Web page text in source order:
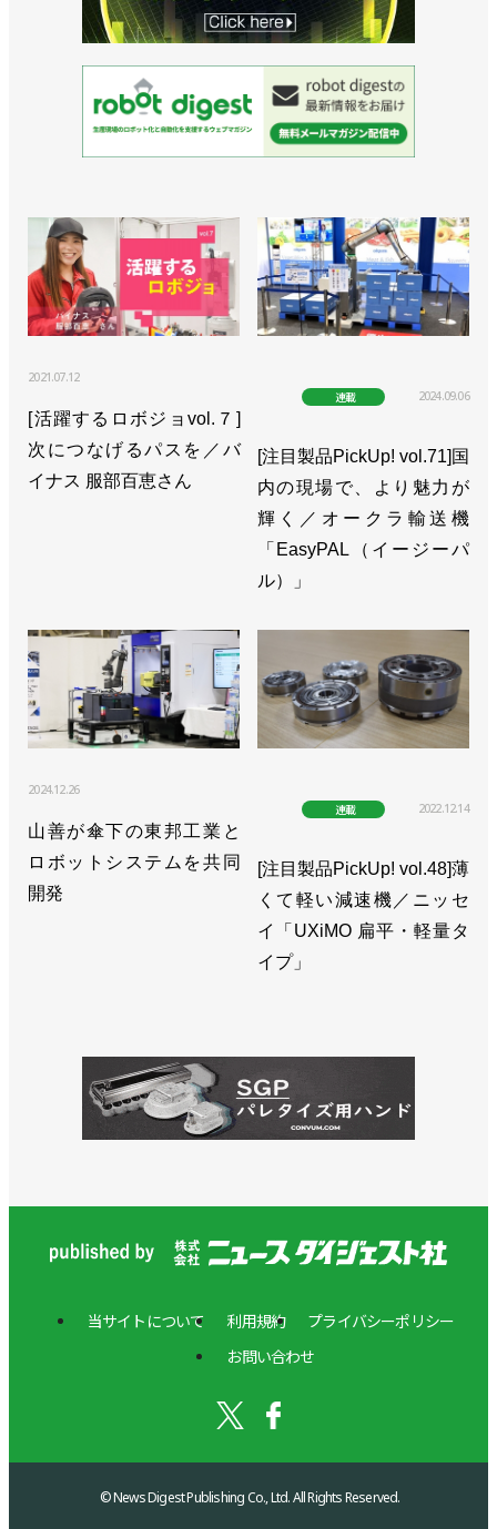
2021.07.12
[活躍するロボジョvol.７]
次につなげるパスを／バ
イナス 服部百恵さん
連載 2024.09.06
[注目製品PickUp! vol.71]国
内の現場で、より魅力が
輝く／オークラ輸送機
「EasyPAL（イージーパ
ル）」
2024.12.26
山善が傘下の東邦工業と
ロボットシステムを共同
開発
連載 2022.12.14
[注目製品PickUp! vol.48]薄
くて軽い減速機／ニッセ
イ「UXiMO 扁平・軽量タ
イプ」
当サイトについて 利用規約
プライバシーポリシー
お問い合わせ
© News Digest Publishing Co., Ltd. All Rights Reserved.